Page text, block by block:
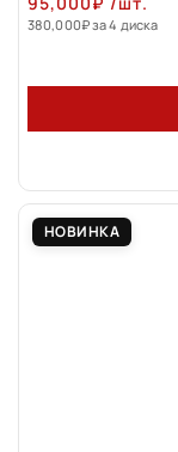
380,000₽за 4 диска
НОВИНКА